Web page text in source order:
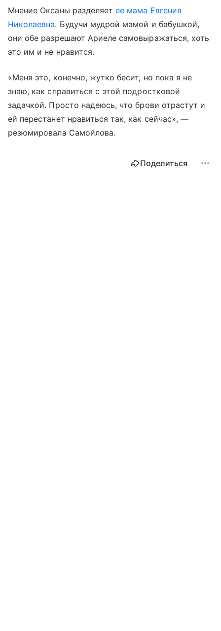
Мнение Оксаны разделяетее мама Евгения
Николаевна. Будучи мудрой мамой и бабушкой,
они обе разрешают Ариеле самовыражаться, хоть
это им и не нравится.
«Меня это, конечно, жутко бесит, но пока я не
знаю, как справиться с этой подростковой
задачкой. Просто надеюсь, что брови отрастут и
ей перестанет нравиться так, как сейчас», —
резюмировала Самойлова.
Поделиться